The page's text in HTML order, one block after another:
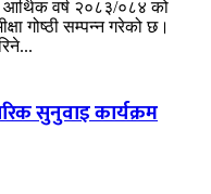
आर्थिक वर्ष २०८३/०८४ को
गोष्ठी सम्पन्न गरेको छ।
सुनुवाइ कार्यक्रम